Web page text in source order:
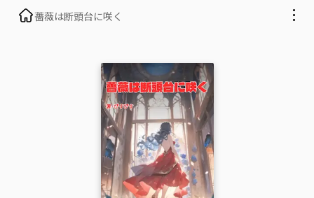
薔薇は断頭台に咲く